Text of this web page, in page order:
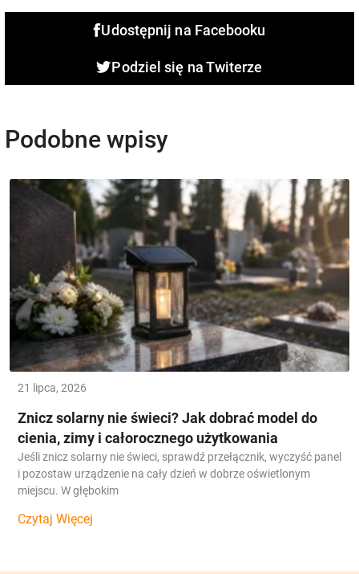
Udostępnij na Facebooku
Podziel się na Twiterze
Podobne wpisy
21 lipca, 2026
Znicz solarny nie świeci? Jak dobrać model do
cienia, zimy i całorocznego użytkowania
Jeśli znicz solarny nie świeci, sprawdź przełącznik, wyczyść panel
i pozostaw urządzenie na cały dzień w dobrze oświetlonym
miejscu. W głębokim
Czytaj Więcej